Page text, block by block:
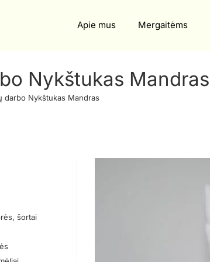
Apie mus Mergaitėms
Nykštukas Mandras
darbo Nykštukas Mandras
šortai